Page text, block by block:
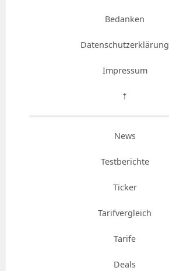
Bedanken
Datenschutzerklärung
Impressum
⇡
News
Testberichte
Ticker
Tarifvergleich
Tarife
Deals